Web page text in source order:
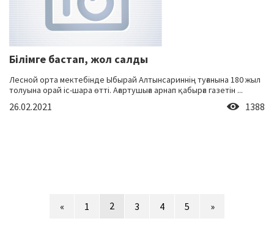
Білімге бастап, жол салды
Лесной орта мектебінде Ыбырай Алтынсариннің туғанына 180 жыл
толуына орай іс-шара өтті. Ағартушыға арнап қабырға газетін ...
26.02.2021 1388
« 1 2 3 4 5 »